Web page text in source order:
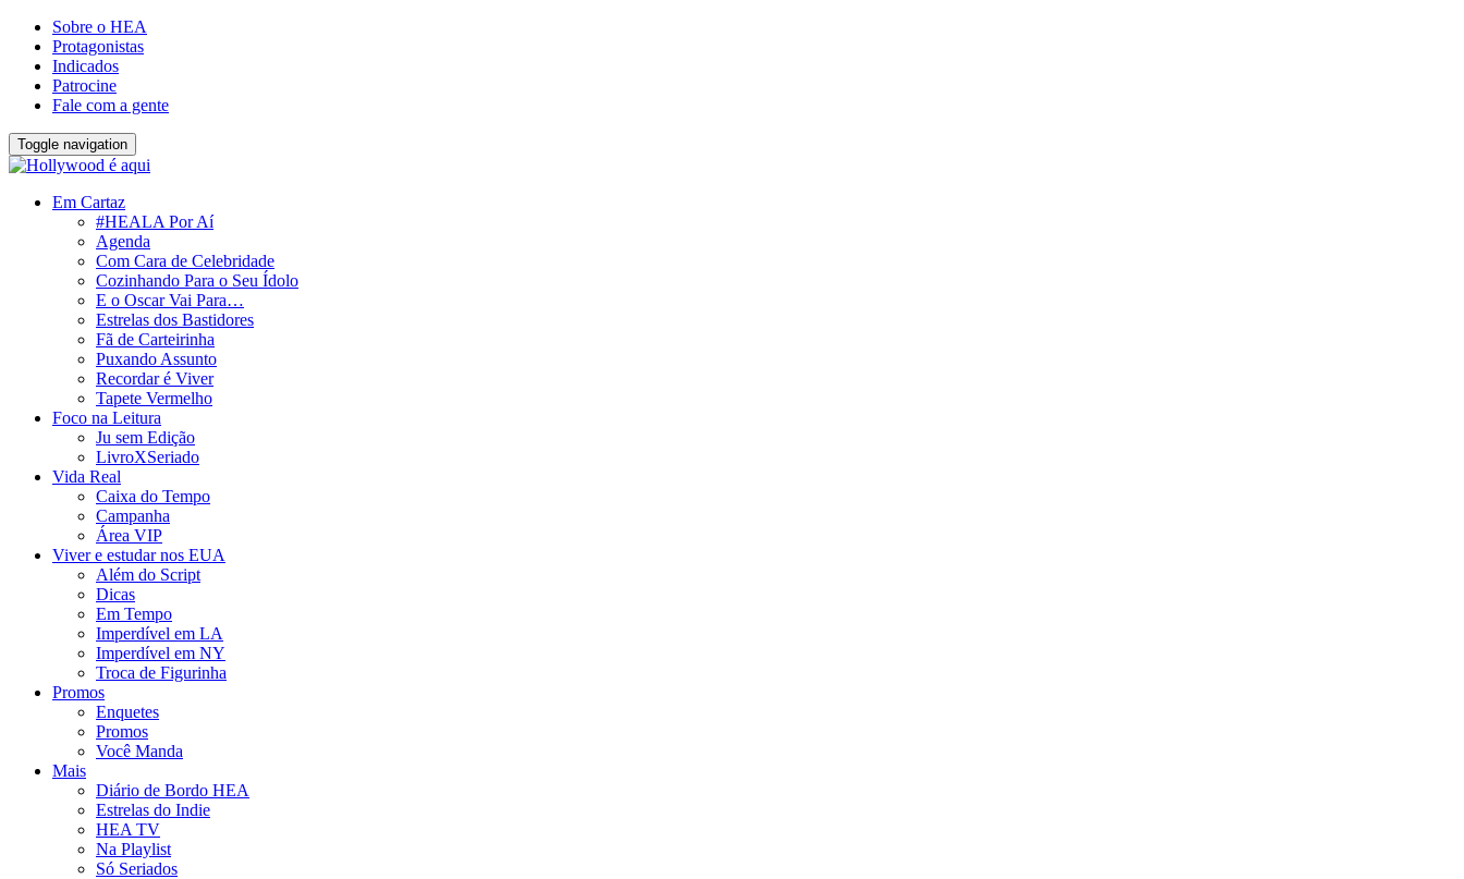
Sobre o HEA
Protagonistas
Indicados
Patrocine
Fale com a gente
Toggle navigation
Em Cartaz
#HEALA Por Aí
Agenda
Com Cara de Celebridade
Cozinhando Para o Seu Ídolo
E o Oscar Vai Para…
Estrelas dos Bastidores
Fã de Carteirinha
Puxando Assunto
Recordar é Viver
Tapete Vermelho
Foco na Leitura
Ju sem Edição
LivroXSeriado
Vida Real
Caixa do Tempo
Campanha
Área VIP
Viver e estudar nos EUA
Além do Script
Dicas
Em Tempo
Imperdível em LA
Imperdível em NY
Troca de Figurinha
Promos
Enquetes
Promos
Você Manda
Mais
Diário de Bordo HEA
Estrelas do Indie
HEA TV
Na Playlist
Só Seriados